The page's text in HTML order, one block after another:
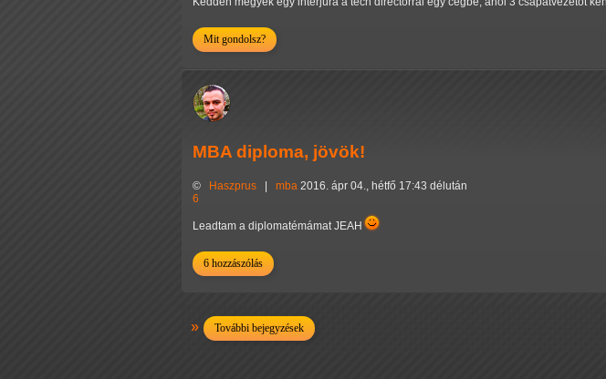
Mit gondolsz?
MBA diploma, jövök!
© Haszprus | mba 2016. ápr 04., hétfő 17:43 délután
6
Leadtam a diplomatémámat JEAH
6 hozzászólás
További bejegyzések